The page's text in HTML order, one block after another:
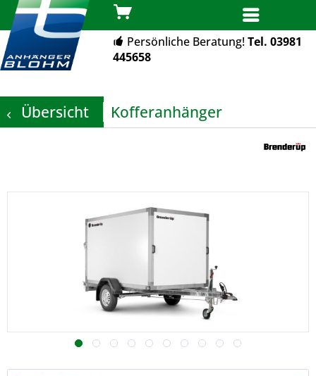
Persönliche Beratung!Tel. 03981
445658
Übersicht Kofferanhänger